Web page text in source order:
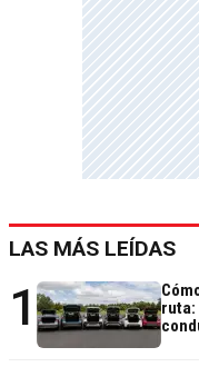
LAS MÁS LEÍDAS
1